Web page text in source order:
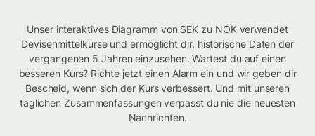
Unser interaktives Diagramm von SEK zu NOK verwendet
Devisenmittelkurse und ermöglicht dir, historische Daten der
vergangenen 5 Jahren einzusehen. Wartest du auf einen
besseren Kurs? Richte jetzt einen Alarm ein und wir geben dir
Bescheid, wenn sich der Kurs verbessert. Und mit unseren
täglichen Zusammenfassungen verpasst du nie die neuesten
Nachrichten.